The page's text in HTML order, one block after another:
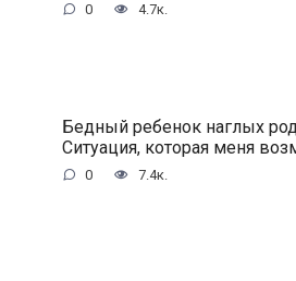
0 4.7к.
Бедный ребенок наглых
Ситуация, которая меня
0 7.4к.